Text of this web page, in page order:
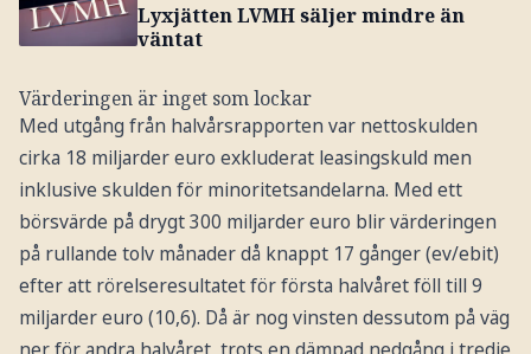
Lyxjätten LVMH säljer mindre än
väntat
Värderingen är inget som lockar
Med utgång från halvårsrapporten var nettoskulden
cirka 18 miljarder euro exkluderat leasingskuld men
inklusive skulden för minoritetsandelarna. Med ett
börsvärde på drygt 300 miljarder euro blir värderingen
på rullande tolv månader då knappt 17 gånger (ev/ebit)
efter att rörelseresultatet för första halvåret föll till 9
miljarder euro (10,6). Då är nog vinsten dessutom på väg